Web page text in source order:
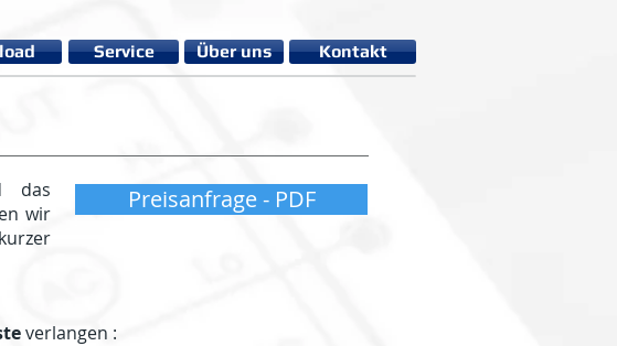
Service Über uns Kontakt
das
wir
Preisanfrage - PDF
verlangen :